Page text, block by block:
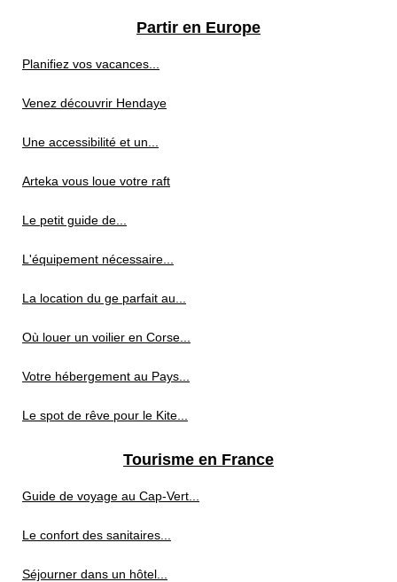
Partir en Europe
Planifiez vos vacances...
Venez découvrir Hendaye
Une accessibilité et un...
Arteka vous loue votre raft
Le petit guide de...
L'équipement nécessaire...
La location du ge parfait au...
Où louer un voilier en Corse...
Votre hébergement au Pays...
Le spot de rêve pour le Kite...
Tourisme en France
Guide de voyage au Cap‑Vert...
Le confort des sanitaires...
Séjourner dans un hôtel...